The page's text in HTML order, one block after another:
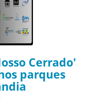
Cerrado'
parques